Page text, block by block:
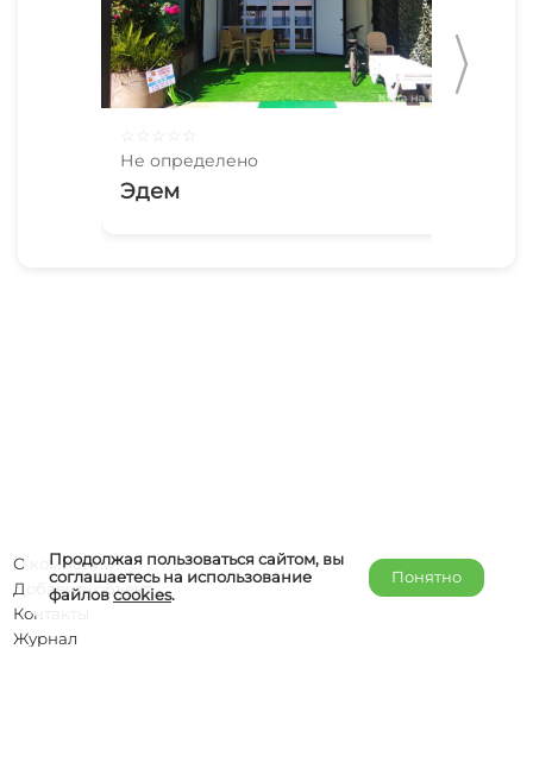
Не определено
Эдем
Продолжая пользоваться сайтом, вы
соглашаетесь на использование
файловcookies.
Понятно
О компании
Добавить объект
Контакты
Журнал